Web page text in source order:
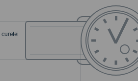
curelei